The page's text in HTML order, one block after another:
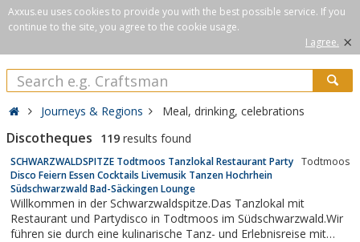
Axxus.eu uses cookies to provide you with the best possible service. If you
continue to the site, you agree to the cookie usage.
I agree. ×
Journeys & Regions Meal, drinking, celebrations
Discotheques 119 results found
SCHWARZWALDSPITZE Todtmoos Tanzlokal Restaurant Party
Disco Feiern Essen Cocktails Livemusik Tanzen Hochrhein
Südschwarzwald Bad-Säckingen Lounge
Todtmoos
Willkommen in der Schwarzwaldspitze.Das Tanzlokal mit
Restaurant und Partydisco in Todtmoos im Südschwarzwald.Wir
führen sie durch eine kulinarische Tanz- und Erlebnisreise mit